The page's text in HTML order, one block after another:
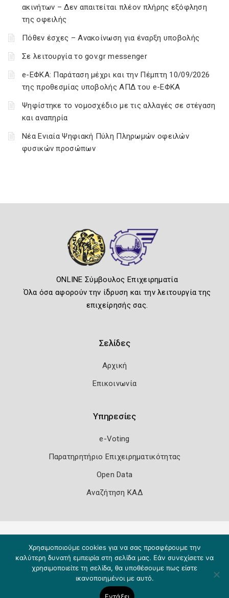
ακινήτων – Δεν απαιτείται πλέον πλήρης εξόφληση
της οφειλής
Πόθεν έσχες – Ανακοίνωση για έναρξη υποβολής
Σε λειτουργία το gov.gr messenger
e-ΕΦΚΑ: Παράταση μέχρι και την Πέμπτη 10/09/2026
της προθεσμίας υποβολής ΑΠΔ του e-ΕΦΚΑ
Ψηφίστηκε το νομοσχέδιο με τις αλλαγές σε στέγαση
και αναπηρία
Νέα Ενιαία Ψηφιακή Πύλη Πληρωμών οφειλών
φυσικών προσώπων
ONLINE Σύμβουλος Επιχειρηματία
Όλα όσα αφορούν την ίδρυση και την λειτουργία της
επιχείρησής σας.
Σελίδες
Αρχική
Επικοινωνία
Υπηρεσίες
e-Voting
Παρατηρητήριο Επιχειρηματικότητας
Open Data
Αναζήτηση ΚΑΔ
Χρησιμοποιούμε cookies για να σας προσφέρουμε την
καλύτερη δυνατή εμπειρία στη σελίδα μας. Εάν συνεχίσετε να
χρησιμοποιείτε τη σελίδα, θα υποθέσουμε πως είστε
ικανοποιημένοι με αυτό.
Εντάξει
Copyright 2026 Knowledge A.E.